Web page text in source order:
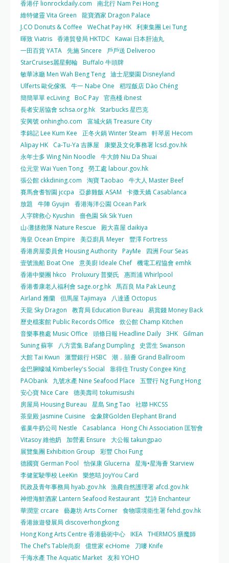
香港仔 lionrockdaily.com
南北行 Nam Pei Hong
維特健靈 Vita Green
龍寶酒家 Dragon Palace
J.CO Donuts & Coffee
WeChat Pay HK 利東集團 Lei Tung
暉致 Viatris 香港貿發局 HKTDC
Kawai 日本肝油丸
一田百貨 YATA 先施 Sincere
戶戶送 Deliveroo
StarCruises麗星郵輪 Buffalo 牛頭牌
敏華冰廳 Men Wah Beng Teng 迪士尼樂園 Disneyland
Ulferts 歐化傢俬 牛一 Nabe One
稻埕飯店 Dào Chéng
簡簡單單 ecLiving BoC Pay 官燕棧 ibnest
長者安居協會 schsa.org.hk
Starbucks 星巴克
安興號 onhingho.com
富城火鍋 Treasure City
李錦記 Lee Kum Kee
正冬火鍋 Winter Steam
軒琴居 Hecom
Alipay HK
Ca-Tu-Ya 吉豚屋
康樂及文化事務署 lcsd.gov.hk
永年士多 Wing Nin Noodle
牛大帥 Niu Da Shuai
位元堂 Wai Yuen Tong 勞工處 labour.gov.hk
張公館 ckkdining.com
淘寶 Taobao
牛大人 Master Beef
賽馬會耆智園 jccpa
亞參雞飯 ASAM
卡撒天嬌 Casablanca
放題
牛陣 Gyujin
香港海洋公園 Ocean Park
人字牌救心 Kyushin
嗇色園 Sik Sik Yuen
山‧灘拯救隊 Nature Rescue
殿大喜屋 daikiya
海皇 Ocean Empire
美亞廚具 Meyer 豐澤 Fortress
香港房屋委員會 Housing Authority PayMe
四洲 Four Seas
壹號漁船 Boat One
意美廚 Ideale Chef 機電工程協會 emhk
香港中樂團 hkco
Proluxury 普樂氏
惠而浦 Whirlpool
香港耆康老人福利會 sage.org.hk 馬百良 Ma Pak Leung
Airland 雅蘭 但馬屋 Tajimaya
八達通 Octopus
天龍 Sky Dragon
教育局 Education Bureau
易賞錢 Money Back
歷史檔案館 Public Records Office
炊公館 Champ Kitchen
音樂事務處 Music Office
頭條日報 Headline Daily 3HK
Gilman
Suning 蘇寧
八方雲集 Bafang Dumpling
史雲生 Swanson
大館 Tai Kwun
滙豐銀行 HSBC
潮．囍薈 Grand Ballroom
金巴脷蠔城 Kimberley's Social
靠得住 Trusty Congee King
PAObank
九號水產 Nine Seafood Place
五豐行 Ng Fung Hong
安心寶 Nice Care
德美壽司 tokumisushi
房屋局 Housing Bureau
星島 Sing Tao
社聯 HKCSS
茶皇殿 Jasmine Cuisine
金象牌Golden Elephant Brand
雀巢牛奶公司 Nestle
Casablanca
Hong Chi Association 匡智會
Vitasoy 維他奶
加營素 Ensure
大公報 takungpao
展覽集團 Exhibition Group
彩豐 Choi Fung
德國寶 German Pool
怡保康 Glucerna
星海•星海薈 Starview
李健駕駛學校 LeeKin
樂悠咭 JoyYou Card
民政及青年事務局 hyab.gov.hk 漁農自然護理署 afcd.gov.hk
神燈海鮮酒家 Lantern Seafood Restaurant 艾詩 Enchanteur
華潤堂 crcare
藝趣坊 Arts Corner 食物環境衛生署 fehd.gov.hk
香港旅遊發展局 discoverhongkong
Hong Kong Arts Centre 香港藝術中心 IKEA THERMOS 膳魔師
The Chef’s Table尚廚 億世家 ecHome
刀嘜 Knife
千海水產 The Aquatic Market 友和 YOHO